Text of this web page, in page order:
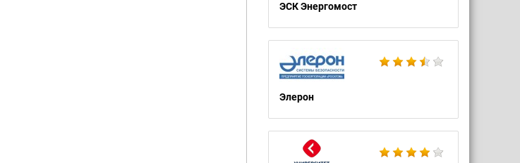
ЭСК Энергомост
Элерон